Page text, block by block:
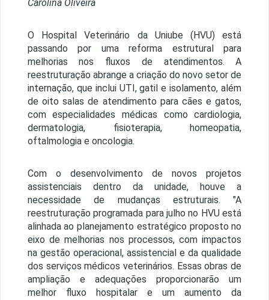
Carolina Oliveira
O Hospital Veterinário da Uniube (HVU) está
passando por uma reforma estrutural para
melhorias nos fluxos de atendimentos. A
reestruturação abrange a criação do novo setor de
internação, que inclui UTI, gatil e isolamento, além
de oito salas de atendimento para cães e gatos,
com especialidades médicas como cardiologia,
dermatologia, fisioterapia, homeopatia,
oftalmologia e oncologia.
Com o desenvolvimento de novos projetos
assistenciais dentro da unidade, houve a
necessidade de mudanças estruturais. "A
reestruturação programada para julho no HVU está
alinhada ao planejamento estratégico proposto no
eixo de melhorias nos processos, com impactos
na gestão operacional, assistencial e da qualidade
dos serviços médicos veterinários. Essas obras de
ampliação e adequações proporcionarão um
melhor fluxo hospitalar e um aumento da